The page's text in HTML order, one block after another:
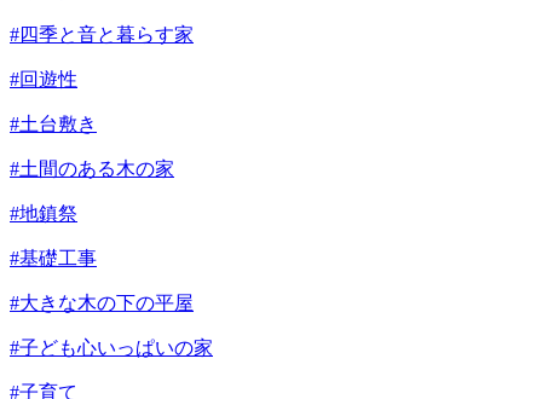
#四季と音と暮らす家
#回遊性
#土台敷き
#土間のある木の家
#地鎮祭
#基礎工事
#大きな木の下の平屋
#子ども心いっぱいの家
#子育て